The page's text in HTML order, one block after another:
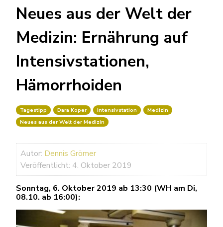
Neues aus der Welt der
Medizin: Ernährung auf
Intensivstationen,
Hämorrhoiden
Tagestipp Dara Koper Intensivstation
Medizin
Neues aus der Welt der Medizin
Autor: Dennis Grömer
Veröffentlicht: 4. Oktober 2019
Sonntag, 6. Oktober 2019 ab 13:30 (WH am Di,
08.10. ab 16:00):